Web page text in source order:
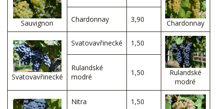
Sauvignon Chardonnay
Chardonnay 3,90
Svatovavřinecké
Svatovavřinecké 1,50
Rulandské
modré
Rulandské
modré
1,50
Nitra 1,50